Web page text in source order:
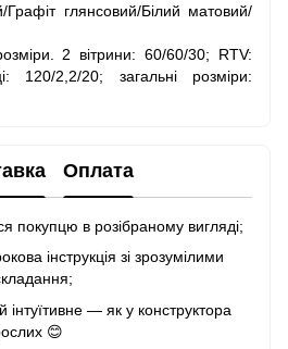
Графіт глянсовий/Білий матовий/
2 вітрини: 60/60/30; RTV:
120/2,2/20; загальні розміри:
Оплата
покупцю в розібраному вигляді;
інструкція зі зрозумілими
— як у конструктора
😊